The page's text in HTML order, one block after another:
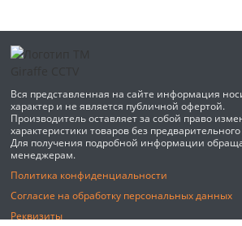
Вся представленная на сайте информация
характер и не является публичной офертой.
Производитель оставляет за собой право
характеристики товаров без
Для получения подробной информации
менеджерам.
Политика конфиденциальности
Согласие на обработку персональных данных
Реквизиты